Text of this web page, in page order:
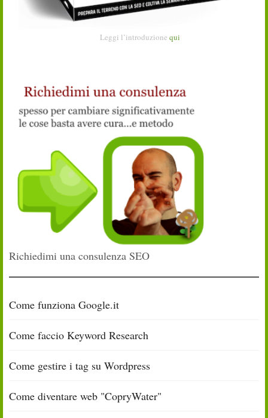
Leggi l’introduzione qui
Richiedimi una consulenza SEO
Come funziona Google.it
Come faccio Keyword Research
Come gestire i tag su Wordpress
Come diventare web "CopryWater"